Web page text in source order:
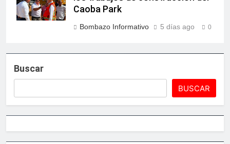
Caoba Park
Bombazo Informativo 5 días ago 0
Buscar
BUSCAR